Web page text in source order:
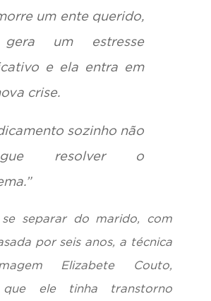
um ente querido,
um estresse
e ela entra em
crise.
sozinho não
resolver o
separar do marido, com
por seis anos, a técnica
Elizabete Couto,
que ele tinha transtorno